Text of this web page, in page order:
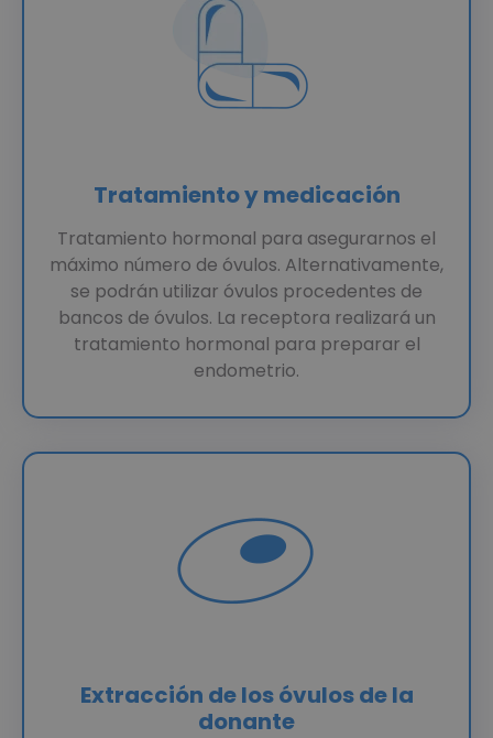
Tratamiento y medicación
Tratamiento hormonal para asegurarnos el
máximo número de óvulos. Alternativamente,
se podrán utilizar óvulos procedentes de
bancos de óvulos. La receptora realizará un
tratamiento hormonal para preparar el
endometrio.
Extracción de los óvulos de la
donante